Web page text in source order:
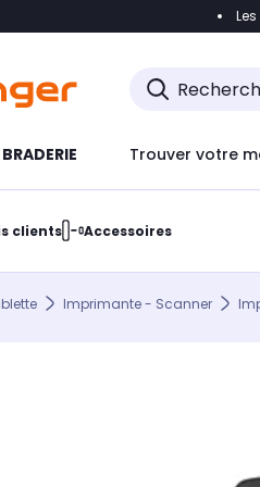
Accéder
BRADERIE Trouver votre
clients Accessoires
Imprimante - Scanner